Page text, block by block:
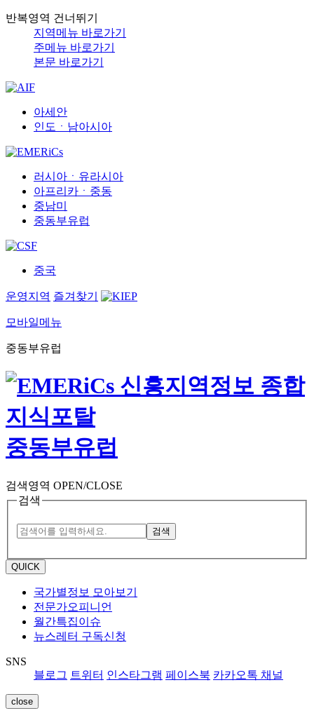
반복영역 건너뛰기
지역메뉴 바로가기
주메뉴 바로가기
본문 바로가기
아세안
인도ㆍ남아시아
러시아ㆍ유라시아
아프리카ㆍ중동
중남미
중동부유럽
중국
운영지역 즐겨찾기
모바일메뉴
중동부유럽
중동부유럽
검색영역 OPEN/CLOSE
검색
검색
QUICK
국가별정보 모아보기
전문가오피니언
월간특집이슈
뉴스레터 구독신청
SNS
블로그 트위터 인스타그램 페이스북 카카오톡 채널
close